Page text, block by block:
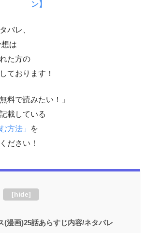
ン】
バレ、
は
た方の
ております！
料で読みたい！」
載している
方法」
を
ださい！
[hide]
(漫画)25話あらすじ内容/ネタバレ